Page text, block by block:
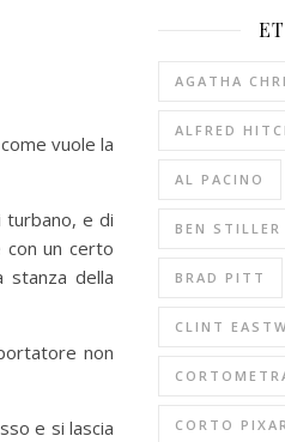
vuole la
turbano, e di
con un certo
stanza della
non
e si lascia
AGATHA
ALFRED
AL PACINO
BEN STILLER
BRAD PITT
CLINT
CORTO